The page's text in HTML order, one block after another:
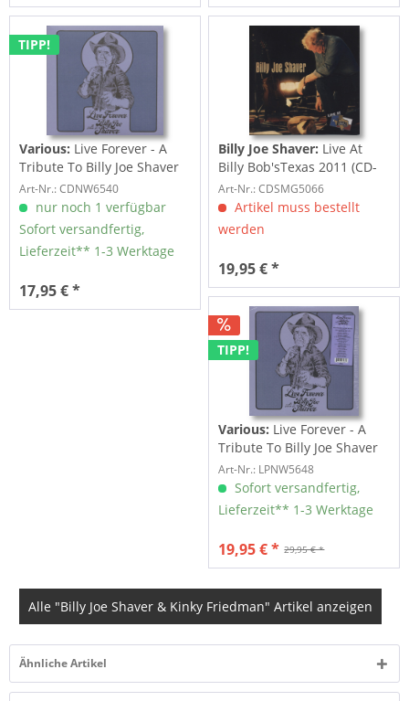
TIPP!
Various: Live Forever - A
Tribute To Billy Joe Shaver
(CD)
Art-Nr.: CDNW6540
nur noch 1 verfügbar
Sofort versandfertig,
Lieferzeit** 1-3 Werktage
17,95 € *
Billy Joe Shaver: Live At
Billy Bob'sTexas 2011 (CD-
DVD)
Art-Nr.: CDSMG5066
Artikel muss bestellt
werden
19,95 € *
TIPP!
Various: Live Forever - A
Tribute To Billy Joe Shaver
LP)
Art-Nr.: LPNW5648
Sofort versandfertig,
Lieferzeit** 1-3 Werktage
29,95 € *
19,95 € *
Alle "Billy Joe Shaver & Kinky Friedman" Artikel anzeigen
Ähnliche Artikel